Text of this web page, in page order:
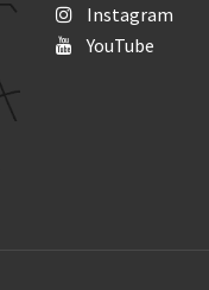
Instagram
YouTube